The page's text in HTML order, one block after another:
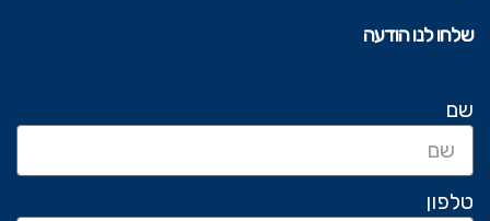
שלחו לנו הודעה
שם
טלפון